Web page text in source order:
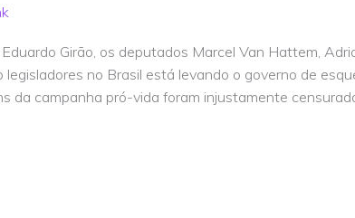
Girão, os deputados Marcel Van Hattem,
no Brasil está levando o governo de
da campanha pró-vida foram injustamente